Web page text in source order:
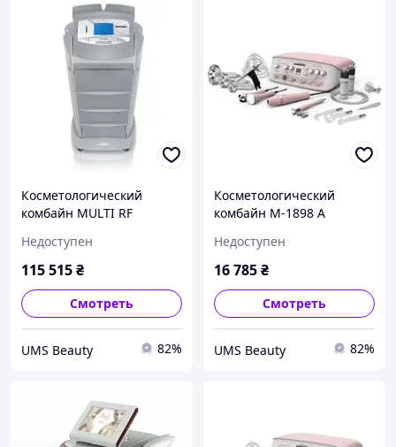
Косметологический
комбайн MULTI RF
Недоступен
115 515₴
Смотреть
UMS Beauty 82%
Косметологический
комбайн M-1898 A
Недоступен
16 785₴
Смотреть
UMS Beauty 82%